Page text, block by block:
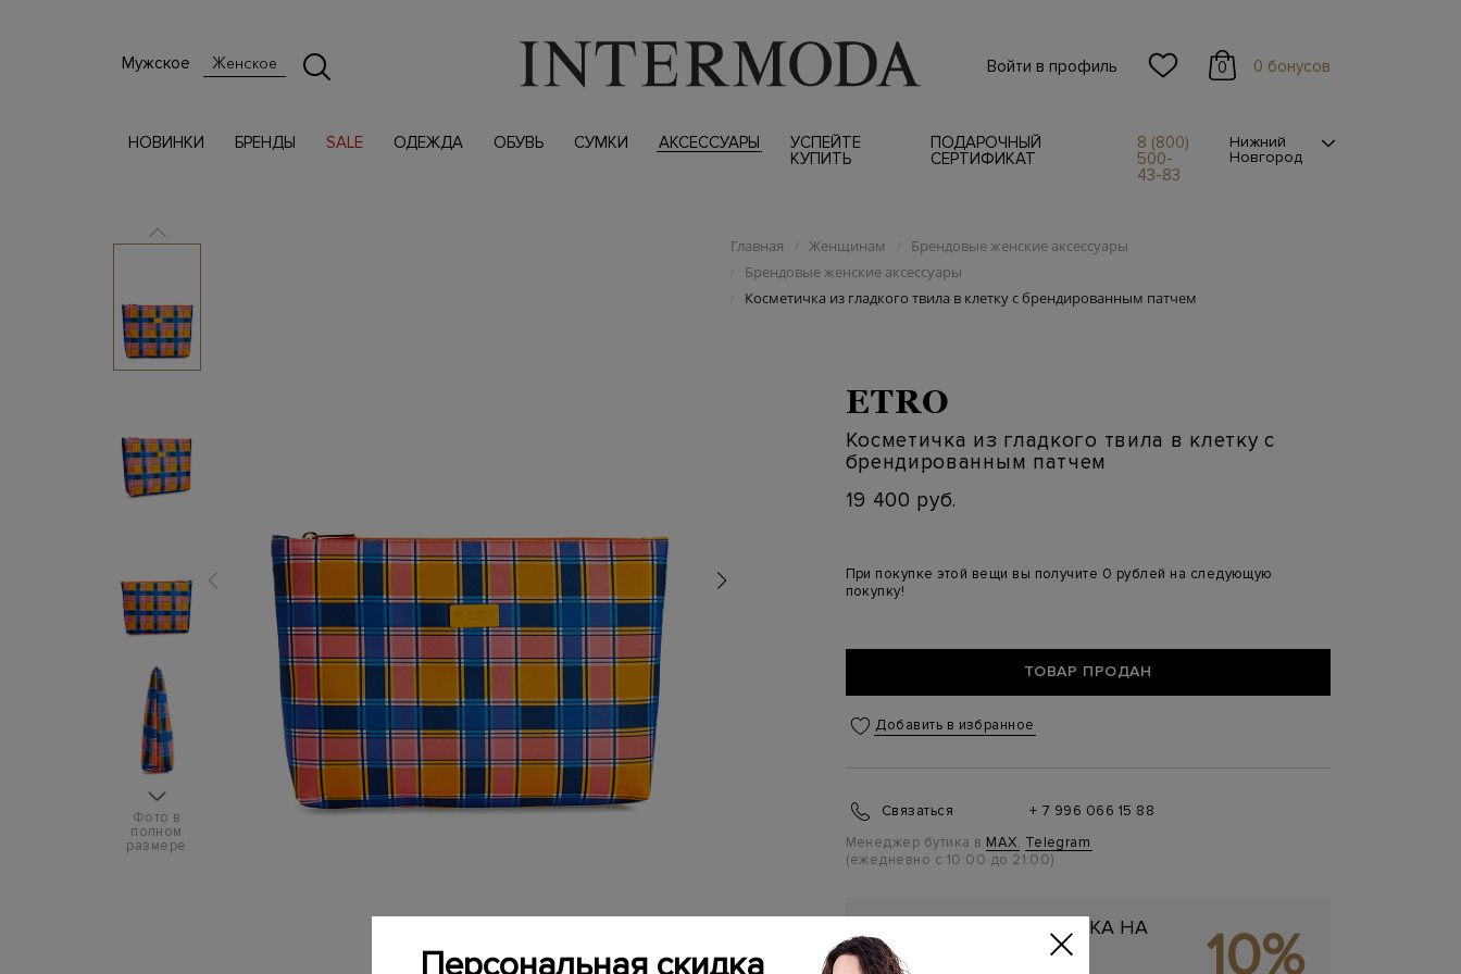
Мужское Женское Войти в профиль 0 0 бонусов
НОВИНКИ БРЕНДЫ SALE ОДЕЖДА ОБУВЬ СУМКИ АКСЕССУАРЫ
УСПЕЙТЕ
КУПИТЬ
ПОДАРОЧНЫЙ
СЕРТИФИКАТ
8 (800)
500-
43-83
Нижний
Новгород
Фото в
полном
размере
Главная / Женщинам / Брендовые женские аксессуары
/ Брендовые женские аксессуары
/ Косметичка из гладкого твила в клетку с брендированным патчем
ETRO
Косметичка из гладкого твила в клетку с
брендированным патчем
19 400 руб.
При покупке этой вещи вы получите 0 рублей на следующую
покупку!
ТОВАР ПРОДАН
Добавить в избранное
Связаться
+ 7 996 066 15 88
Менеджер бутика в MAX, Telegram
(ежедневно с 10:00 до 21:00)
ПЕРСОНАЛЬНАЯ СКИДКА НА
ПЕРВУЮ ПОКУПКУ
10%